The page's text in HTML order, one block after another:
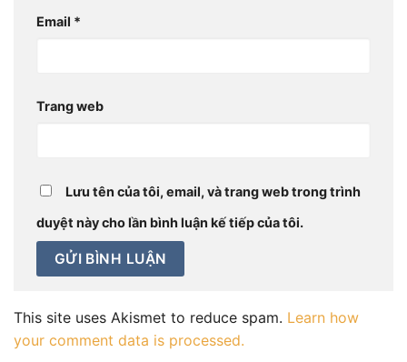
Email *
Trang web
Lưu tên của tôi, email, và trang web trong trình
duyệt này cho lần bình luận kế tiếp của tôi.
This site uses Akismet to reduce spam. Learn how
your comment data is processed.